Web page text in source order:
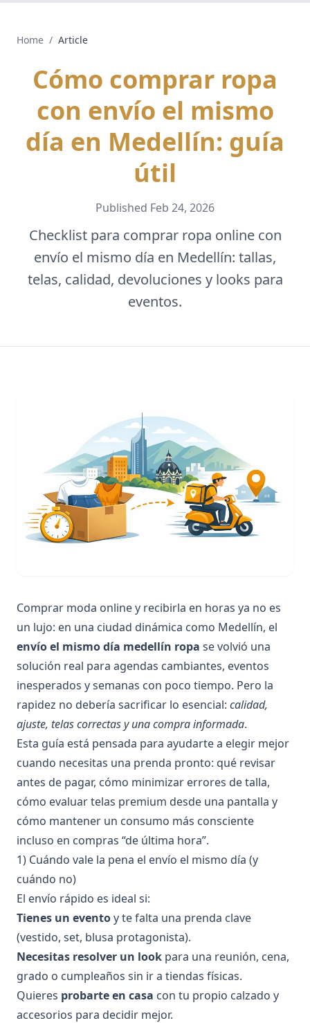
Home / Article
Cómo comprar ropa
con envío el mismo
día en Medellín: guía
útil
Published Feb 24, 2026
Checklist para comprar ropa online con
envío el mismo día en Medellín: tallas,
telas, calidad, devoluciones y looks para
eventos.
Comprar moda online y recibirla en horas ya no es
un lujo: en una ciudad dinámica como Medellín, el
envío el mismo día medellín ropa se volvió una
solución real para agendas cambiantes, eventos
inesperados y semanas con poco tiempo. Pero la
rapidez no debería sacrificar lo esencial: calidad,
ajuste, telas correctas y una compra informada.
Esta guía está pensada para ayudarte a elegir mejor
cuando necesitas una prenda pronto: qué revisar
antes de pagar, cómo minimizar errores de talla,
cómo evaluar telas premium desde una pantalla y
cómo mantener un consumo más consciente
incluso en compras “de última hora”.
1) Cuándo vale la pena el envío el mismo día (y
cuándo no)
El envío rápido es ideal si:
Tienes un eventoy te falta una prenda clave
(vestido, set, blusa protagonista).
Necesitas resolver un look para una reunión, cena,
grado o cumpleaños sin ir a tiendas físicas.
Quieres probarte en casa con tu propio calzado y
accesorios para decidir mejor.